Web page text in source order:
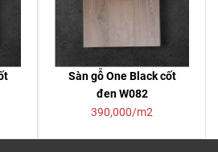
Sàn gỗ One Black cốt
đen W082
390,000/m2